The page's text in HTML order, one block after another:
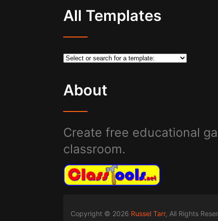
All Templates
About
Create free educational
classroom.
Copyright © 2026 Russel Tarr, All Rights